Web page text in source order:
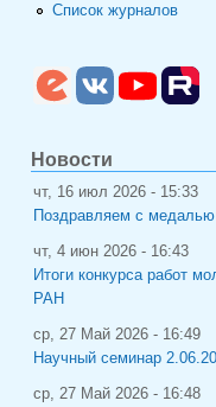
Список журналов
Новости
чт, 16 июл 2026 - 15:33
Поздравляем с
чт, 4 июн 2026 - 16:43
Итоги конкурса работ
РАН
ср, 27 Май 2026 - 16:49
Научный семинар
ср, 27 Май 2026 - 16:48